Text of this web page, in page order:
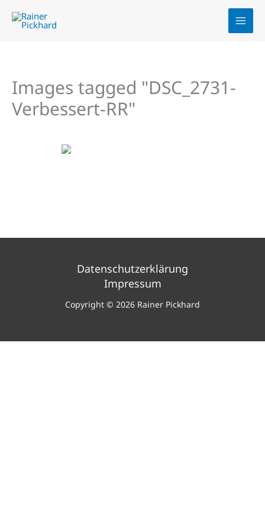
Inhalt
Images tagged "DSC_2731-
Verbessert-RR"
Datenschutzerklärung
Impressum
Copyright © 2026 Rainer Pickhard